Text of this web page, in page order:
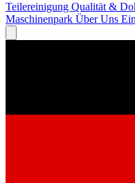
Teilereinigung Qualität &
Maschinenpark Über Uns